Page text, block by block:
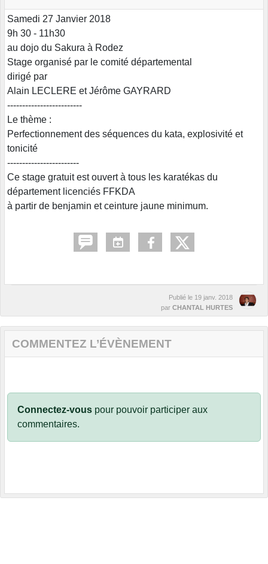
Samedi 27 Janvier 2018
9h 30 - 11h30
au dojo du Sakura à Rodez
Stage organisé par le comité départemental
dirigé par
Alain LECLERE et Jérôme GAYRARD
-------------------------
Le thème :
Perfectionnement des séquences du kata, explosivité et
tonicité
------------------------
Ce stage gratuit est ouvert à tous les karatékas du
département licenciés FFKDA
à partir de benjamin et ceinture jaune minimum.
Publié le 19 janv. 2018
par CHANTAL HURTES
COMMENTEZ L’ÉVÈNEMENT
Connectez-vous pour pouvoir participer aux
commentaires.